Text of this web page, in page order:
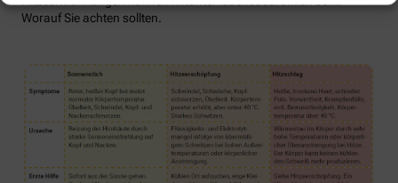
Worauf Sie achten sollten.